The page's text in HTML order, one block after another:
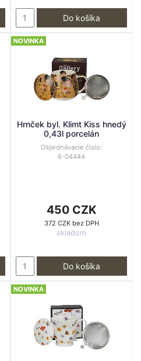
Do košíka
NOVINKA
Hrnček byl. Klimt Kiss hnedý
0,43l porcelán
Objednávacie číslo:
6-04444
450 CZK
372 CZK bez DPH
skladom
Do košíka
NOVINKA